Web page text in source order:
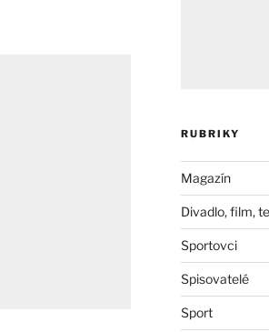
RUBRIKY
Magazín
Divadlo, film,
Sportovci
Spisovatelé
Sport